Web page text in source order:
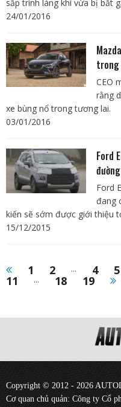
sắp trình làng khi vừa bị bắt
24/01/2016
CEO
rằng
xe bùng nổ trong tương lai.
03/01/2016
Ford
Ford
đang
kiến sẽ sớm được giới thiệu
15/12/2015
1 2 ... 4 5
11 ... 18 19
Copyright © 2012 - 2026
Cơ quan chủ quản: Công ty Cổ